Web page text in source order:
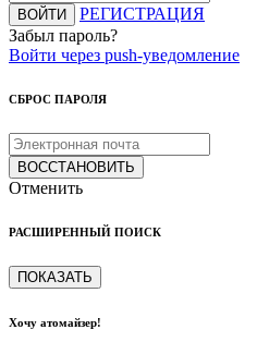
ВОЙТИ
РЕГИСТРАЦИЯ
Забыл пароль?
Войти через push-уведомление
СБРОС ПАРОЛЯ
ВОССТАНОВИТЬ
Отменить
РАСШИРЕННЫЙ ПОИСК
ПОКАЗАТЬ
Хочу атомайзер!